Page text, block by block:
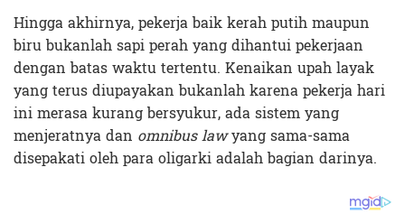
Hingga akhirnya, pekerja baik kerah putih maupun
biru bukanlah sapi perah yang dihantui pekerjaan
dengan batas waktu tertentu. Kenaikan upah layak
yang terus diupayakan bukanlah karena pekerja hari
ini merasa kurang bersyukur, ada sistem yang
menjeratnya dan omnibus lawyang sama-sama
disepakati oleh para oligarki adalah bagian darinya.